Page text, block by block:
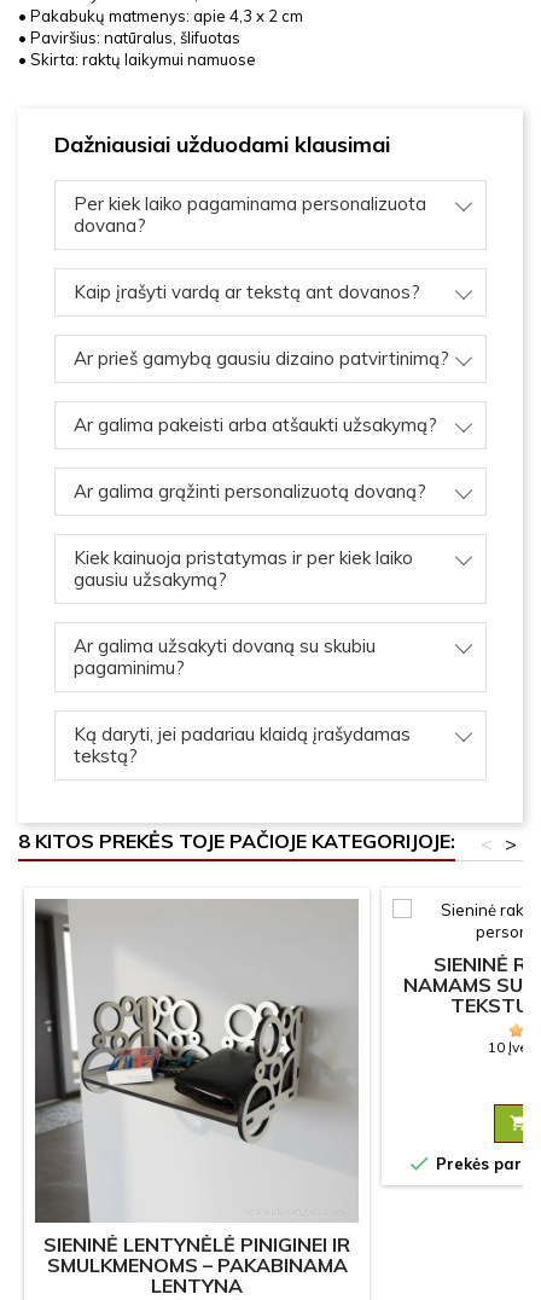
• Pakabukų matmenys: apie 4,3 x 2 cm
• Paviršius: natūralus, šlifuotas
• Skirta: raktų laikymui namuose
Dažniausiai užduodami klausimai
Per kiek laiko pagaminama personalizuota
dovana?
Kaip įrašyti vardą ar tekstą ant dovanos?
Ar prieš gamybą gausiu dizaino patvirtinimą?
Ar galima pakeisti arba atšaukti užsakymą?
Ar galima grąžinti personalizuotą dovaną?
Kiek kainuoja pristatymas ir per kiek laiko
gausiu užsakymą?
Ar galima užsakyti dovaną su skubiu
pagaminimu?
Ką daryti, jei padariau klaidą įrašydamas
tekstą?
8 KITOS PREKĖS TOJE PAČIOJE KATEGORIJOJE: >
<
SIENINĖ LENTYNĖLĖ PINIGINEI IR
SMULKMENOMS – PAKABINAMA
LENTYNA
SIENINĖ
NAMAMS SU
TEKSTU
10

 Prekės